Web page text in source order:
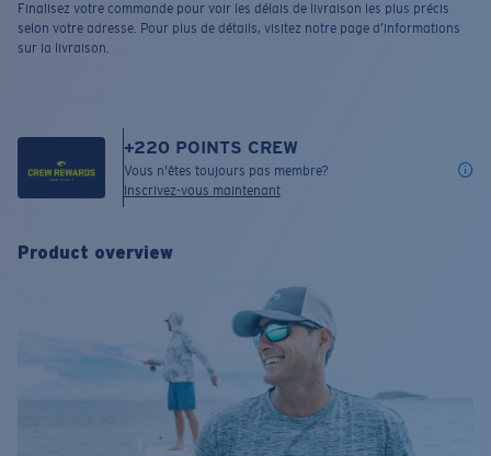
Finalisez votre commande pour voir les délais de livraison les plus précis
selon votre adresse. Pour plus de détails, visitez notre page d’informations
sur la livraison.
+220 POINTS CREW
Vous n'êtes toujours pas membre?
Inscrivez-vous maintenant
Product overview